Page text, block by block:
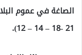
21 -18 – 14 – 12).